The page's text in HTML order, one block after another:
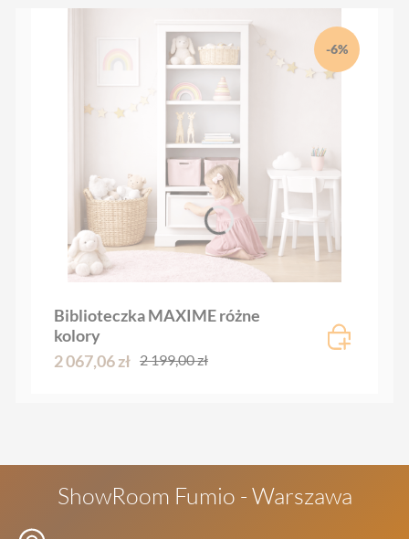
Biblioteczka MAXIME różne
kolory
2 067,06 zł 2 199,00 zł
-6%
ShowRoom Fumio - Warszawa